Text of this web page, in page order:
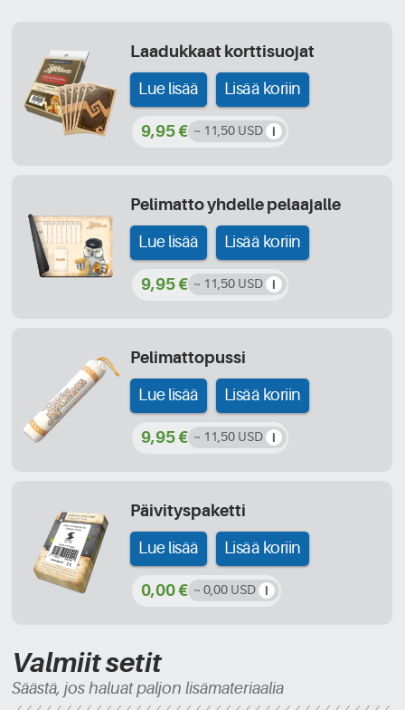
Laadukkaat korttisuojat
Lue lisää Lisää koriin
9,95 € ~ 11,50 USD
Pelimatto yhdelle pelaajalle
Lue lisää Lisää koriin
9,95 € ~ 11,50 USD
Pelimattopussi
Lue lisää Lisää koriin
9,95 € ~ 11,50 USD
Päivityspaketti
Lue lisää Lisää koriin
0,00 € ~ 0,00 USD
Valmiit setit
Säästä, jos haluat paljon lisämateriaalia